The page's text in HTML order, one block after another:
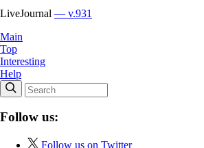
LiveJournal — v.931
Main
Top
Interesting
Help
Follow us:
Follow us on Twitter